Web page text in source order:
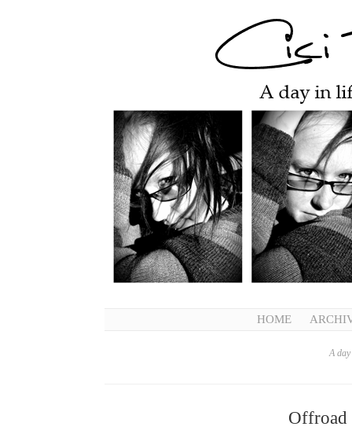
HOME
A
Offroad